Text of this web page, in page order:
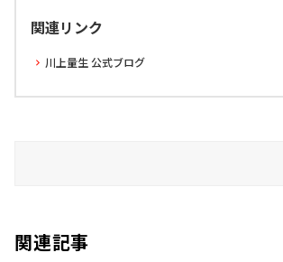
関連リンク
川上量生 公式ブログ
関連記事